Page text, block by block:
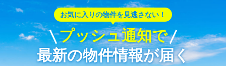
お気に入りの物件を見逃さない！
プッシュ通知で
最新の物件情報が届く